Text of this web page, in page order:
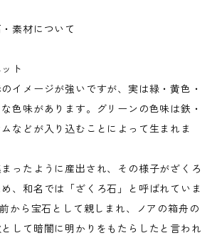
素材について
ト
イメージが強いですが、実は緑・黄色・
色味があります。グリーンの色味は鉄・
などが入り込むことによって生まれま
ったように産出され、その様子がざくろ
、和名では「ざくろ石」と呼ばれていま
から宝石として親しまれ、ノアの箱舟の
して暗闇に明かりをもたらしたと言われ